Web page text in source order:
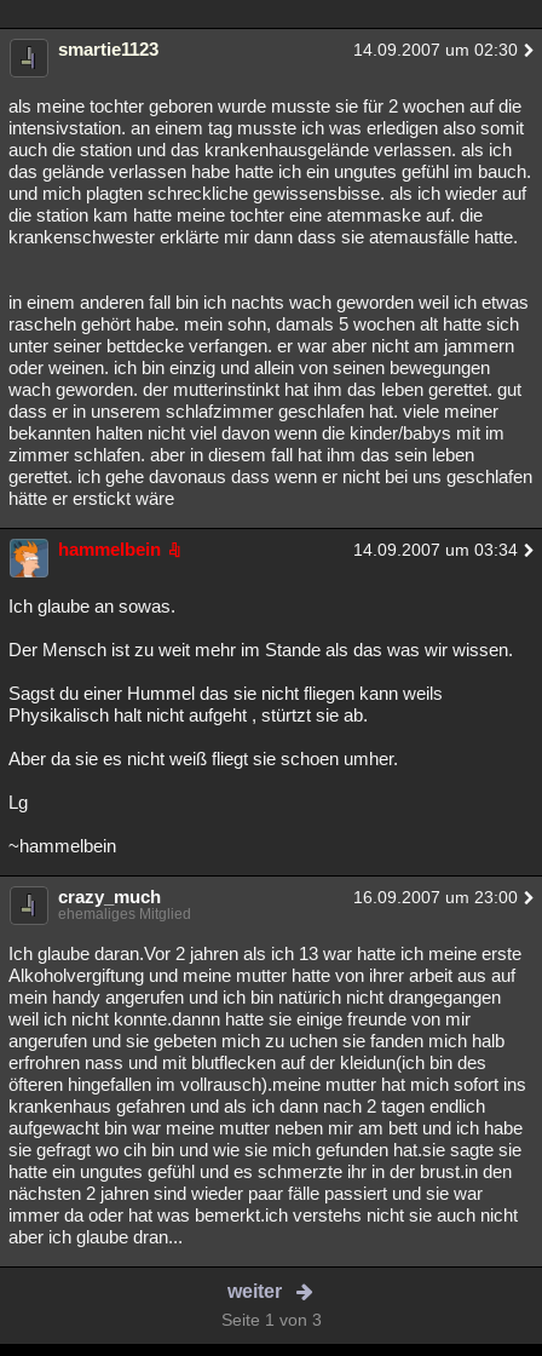
smartie1123 14.09.2007 um 02:30
als meine tochter geboren wurde musste sie für 2 wochen auf die
intensivstation. an einem tag musste ich was erledigen also somit
auch die station und das krankenhausgelände verlassen. als ich
das gelände verlassen habe hatte ich ein ungutes gefühl im bauch.
und mich plagten schreckliche gewissensbisse. als ich wieder auf
die station kam hatte meine tochter eine atemmaske auf. die
krankenschwester erklärte mir dann dass sie atemausfälle hatte.
in einem anderen fall bin ich nachts wach geworden weil ich etwas
rascheln gehört habe. mein sohn, damals 5 wochen alt hatte sich
unter seiner bettdecke verfangen. er war aber nicht am jammern
oder weinen. ich bin einzig und allein von seinen bewegungen
wach geworden. der mutterinstinkt hat ihm das leben gerettet. gut
dass er in unserem schlafzimmer geschlafen hat. viele meiner
bekannten halten nicht viel davon wenn die kinder/babys mit im
zimmer schlafen. aber in diesem fall hat ihm das sein leben
gerettet. ich gehe davonaus dass wenn er nicht bei uns geschlafen
hätte er erstickt wäre
hammelbein 14.09.2007 um 03:34
Ich glaube an sowas.
Der Mensch ist zu weit mehr im Stande als das was wir wissen.
Sagst du einer Hummel das sie nicht fliegen kann weils
Physikalisch halt nicht aufgeht , stürtzt sie ab.
Aber da sie es nicht weiß fliegt sie schoen umher.
Lg
~hammelbein
crazy_much 16.09.2007 um 23:00
ehemaliges Mitglied
Ich glaube daran.Vor 2 jahren als ich 13 war hatte ich meine erste
Alkoholvergiftung und meine mutter hatte von ihrer arbeit aus auf
mein handy angerufen und ich bin natürich nicht drangegangen
weil ich nicht konnte.dannn hatte sie einige freunde von mir
angerufen und sie gebeten mich zu uchen sie fanden mich halb
erfrohren nass und mit blutflecken auf der kleidun(ich bin des
öfteren hingefallen im vollrausch).meine mutter hat mich sofort ins
krankenhaus gefahren und als ich dann nach 2 tagen endlich
aufgewacht bin war meine mutter neben mir am bett und ich habe
sie gefragt wo cih bin und wie sie mich gefunden hat.sie sagte sie
hatte ein ungutes gefühl und es schmerzte ihr in der brust.in den
nächsten 2 jahren sind wieder paar fälle passiert und sie war
immer da oder hat was bemerkt.ich verstehs nicht sie auch nicht
aber ich glaube dran...
weiter
Seite 1 von 3